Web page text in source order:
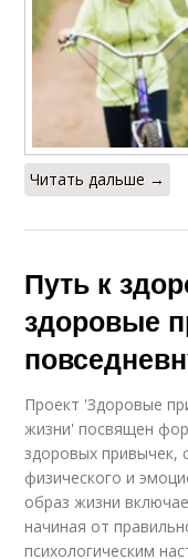
Читать дальше →
Путь к
здоровые
Проект 'Здоровые
жизни' посвящен
здоровых привычек,
физического и
образ жизни
начиная от
психологическим